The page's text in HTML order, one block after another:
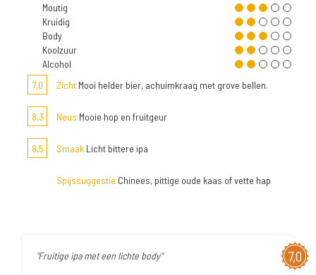
Moutig
Kruidig
Body
Koolzuur
Alcohol
7,0
Zicht Mooi helder bier, achuimkraag met grove bellen.
8,3 Neus Mooie hop en fruitgeur
8,5 Smaak Licht bittere ipa
Spijssuggestie Chinees, pittige oude kaas of vette hap
7,0
"Fruitige ipa met een lichte body"